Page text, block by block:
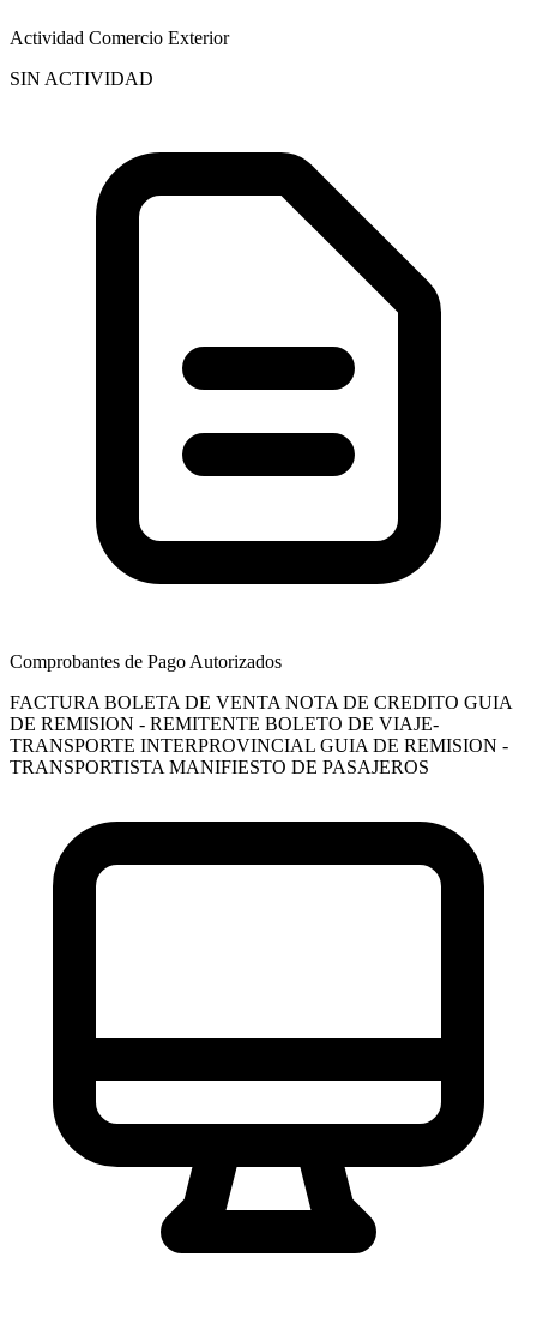
Actividad Comercio Exterior
SIN ACTIVIDAD
Comprobantes de Pago Autorizados
FACTURA BOLETA DE VENTA NOTA DE CREDITO GUIA
DE REMISION - REMITENTE BOLETO DE VIAJE-
TRANSPORTE INTERPROVINCIAL GUIA DE REMISION -
TRANSPORTISTA MANIFIESTO DE PASAJEROS